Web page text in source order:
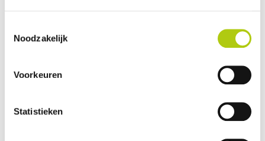
Noodzakelijk
Voorkeuren
Statistieken